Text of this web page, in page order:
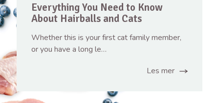
Everything You Need to Know
About Hairballs and Cats
Whether this is your first cat family member,
or you have a long le…
Les mer